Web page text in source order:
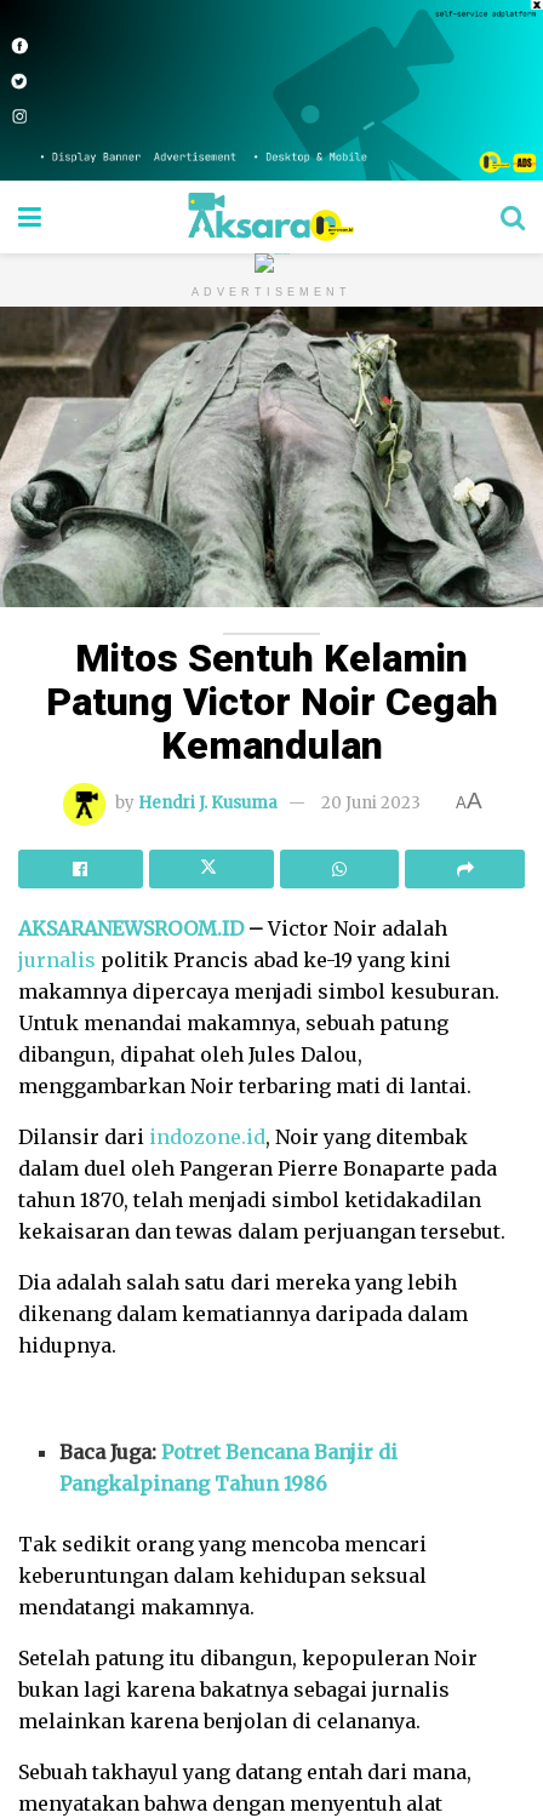
ADVERTISEMENT
Mitos Sentuh Kelamin
Patung Victor Noir Cegah
Kemandulan
by Hendri J. Kusuma 20 Juni 2023 AA
AKSARANEWSROOM.ID–Victor Noir adalah
jurnalis politik Prancis abad ke-19 yang kini
makamnya dipercaya menjadi simbol kesuburan.
Untuk menandai makamnya, sebuah patung
dibangun, dipahat oleh Jules Dalou,
menggambarkan Noir terbaring mati di lantai.
Dilansir dari indozone.id, Noir yang ditembak
dalam duel oleh Pangeran Pierre Bonaparte pada
tahun 1870, telah menjadi simbol ketidakadilan
kekaisaran dan tewas dalam perjuangan tersebut.
Dia adalah salah satu dari mereka yang lebih
dikenang dalam kematiannya daripada dalam
hidupnya.
Baca Juga:Potret Bencana Banjir di
Pangkalpinang Tahun 1986
Tak sedikit orang yang mencoba mencari
keberuntungan dalam kehidupan seksual
mendatangi makamnya.
Setelah patung itu dibangun, kepopuleran Noir
bukan lagi karena bakatnya sebagai jurnalis
melainkan karena benjolan di celananya.
Sebuah takhayul yang datang entah dari mana,
menyatakan bahwa dengan menyentuh alat